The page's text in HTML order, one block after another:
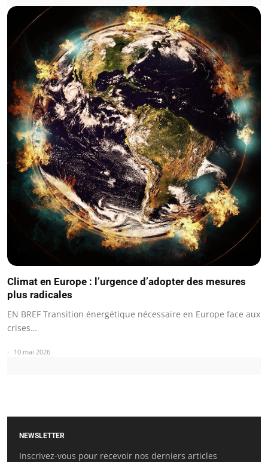
Climat en Europe : l’urgence d’adopter des mesures
plus radicales
EN BREF Transition énergétique nécessaire en Europe face aux
crises…
10 mai 2026
NEWSLETTER
Inscrivez-vous pour recevoir nos derniers articles